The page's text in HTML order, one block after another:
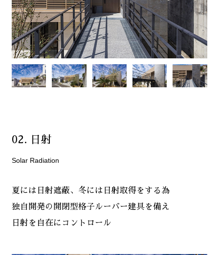
02. 日射
Solar Radiation
夏には日射遮蔽、冬には日射取得をする為
独自開発の開閉型格子ルーバー建具を備え
日射を自在にコントロール